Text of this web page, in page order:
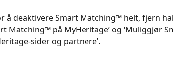
å deaktivere Smart Matching™ helt, fjern
Matching™ på MyHeritage’ og ‘Muliggjør
sider og partnere’.